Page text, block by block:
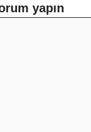
yapın